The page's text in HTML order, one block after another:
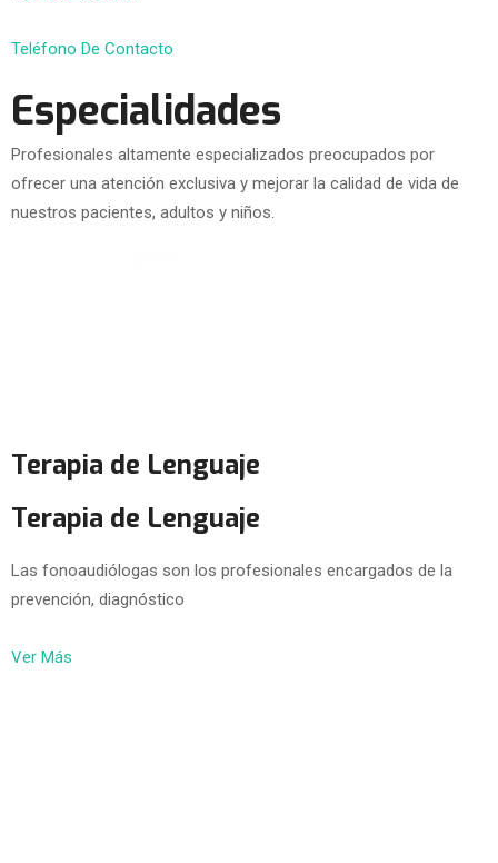
Teléfono De Contacto
Especialidades
Profesionales altamente especializados preocupados por
ofrecer una atención exclusiva y mejorar la calidad de vida de
nuestros pacientes, adultos y niños.
Terapia de Lenguaje
Terapia de Lenguaje
Las fonoaudiólogas son los profesionales encargados de la
prevención, diagnóstico
Ver Más